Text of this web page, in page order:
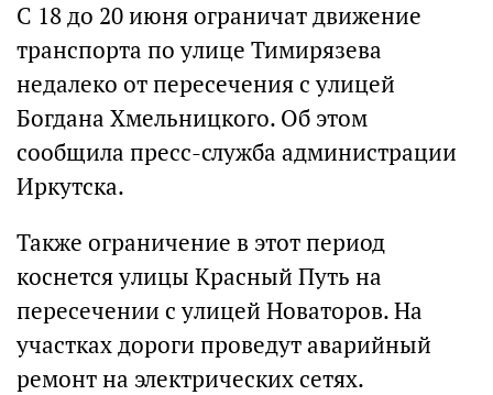
С 18 до 20 июня ограничат движение
транспорта по улице Тимирязева
недалеко от пересечения с улицей
Богдана Хмельницкого. Об этом
сообщила пресс-служба администрации
Иркутска.
Также ограничение в этот период
коснется улицы Красный Путь на
пересечении с улицей Новаторов. На
участках дороги проведут аварийный
ремонт на электрических сетях.